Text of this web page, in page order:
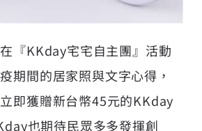
『KKday宅宅自主團』活動
期間的居家照與文字心得，
即獲贈新台幣45元的KKday
也期待民眾多多發揮創